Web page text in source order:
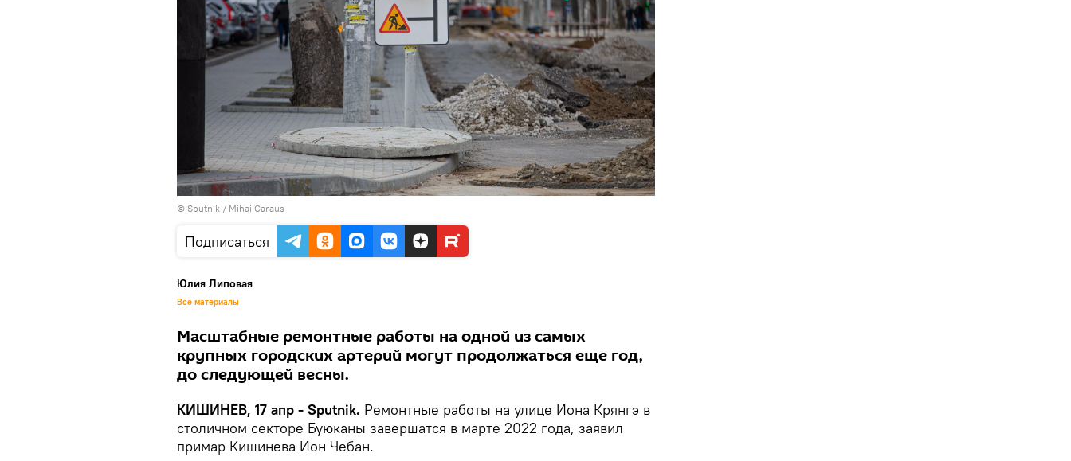
© Sputnik / Mihai Caraus
Подписаться
Юлия Липовая
Все материалы
Масштабные ремонтные работы на одной из самых
крупных городских артерий могут продолжаться еще год,
до следующей весны.
КИШИНЕВ, 17 апр - Sputnik. Ремонтные работы на улице Иона Крянгэ в
столичном секторе Буюканы завершатся в марте 2022 года, заявил
примар Кишинева Ион Чебан.